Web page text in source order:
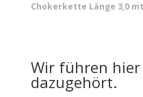
Chokerkette Länge 3,0
Wir führen hier
dazugehört.